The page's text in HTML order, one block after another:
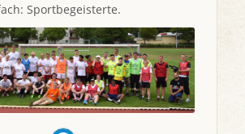
Sportbegeisterte.